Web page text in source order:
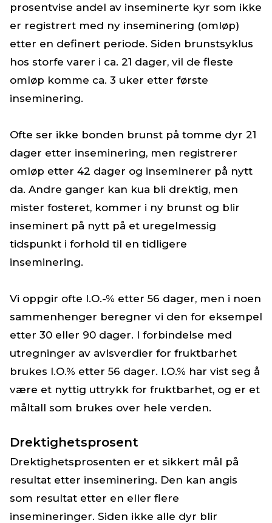
prosentvise andel av inseminerte kyr som ikke
er registrert med ny inseminering (omløp)
etter en definert periode. Siden brunstsyklus
hos storfe varer i ca. 21 dager, vil de fleste
omløp komme ca. 3 uker etter første
inseminering.
Ofte ser ikke bonden brunst på tomme dyr 21
dager etter inseminering, men registrerer
omløp etter 42 dager og inseminerer på nytt
da. Andre ganger kan kua bli drektig, men
mister fosteret, kommer i ny brunst og blir
inseminert på nytt på et uregelmessig
tidspunkt i forhold til en tidligere
inseminering.
Vi oppgir ofte I.O.-% etter 56 dager, men i noen
sammenhenger beregner vi den for eksempel
etter 30 eller 90 dager. I forbindelse med
utregninger av avlsverdier for fruktbarhet
brukes I.O.% etter 56 dager. I.O.% har vist seg å
være et nyttig uttrykk for fruktbarhet, og er et
måltall som brukes over hele verden.
Drektighetsprosent
Drektighetsprosenten er et sikkert mål på
resultat etter inseminering. Den kan angis
som resultat etter en eller flere
insemineringer. Siden ikke alle dyr blir